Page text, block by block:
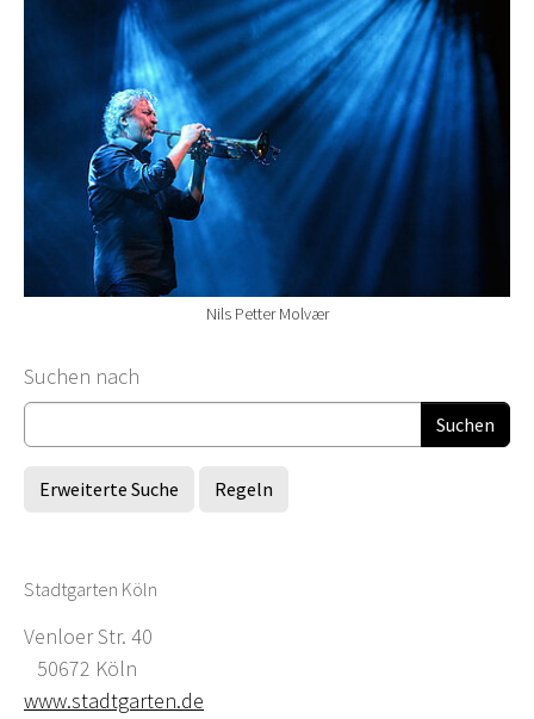
Nils Petter Molvær
Suchformular
Suchen nach
Erweiterte Suche Regeln
Stadtgarten Köln
Venloer Str. 40
50672 Köln
www.stadtgarten.de